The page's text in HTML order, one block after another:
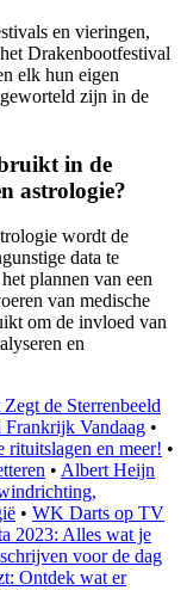
en vieringen,
Drakenbootfestival
elk hun eigen
zijn in de
in de
astrologie?
wordt de
data te
plannen van een
van medische
om de invloed van
en
de Sterrenbeeld
Vandaag •
rituitslagen en meer! •
• Albert Heijn
• WK Darts op TV
2023: Alles wat je
voor de dag
Ontdek wat er